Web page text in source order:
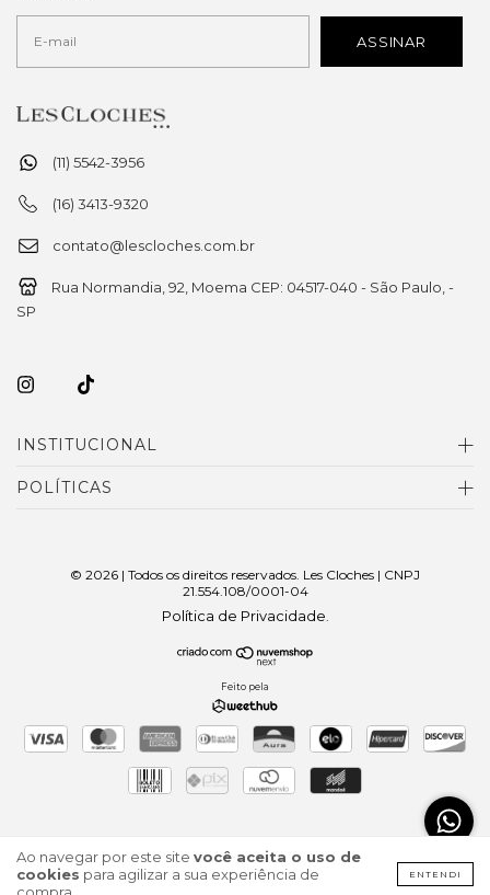
Ao navegar por este site você aceita o uso de
cookies para agilizar a sua experiência de
ENTENDI
(11) 5542-3956
(16) 3413-9320
contato@lescloches.com.br
Rua Normandia, 92, Moema CEP: 04517-040 - São Paulo, -
SP
INSTITUCIONAL
POLÍTICAS
© 2026 | Todos os direitos reservados. Les Cloches | CNPJ
21.554.108/0001-04
Política de Privacidade
Feito pela